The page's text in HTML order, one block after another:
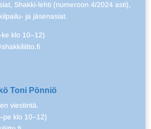
Shakki-lehti (numeroon 4/2024 asti),
ja jäsenasiat.
klo 10–12)
Toni Pönniö
viestintä.
klo 10–12)